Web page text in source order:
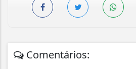
Comentários: